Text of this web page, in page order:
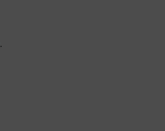
.